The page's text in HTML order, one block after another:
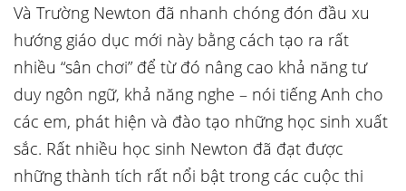
Và Trường Newton đã nhanh chóng đón đầu xu
hướng giáo dục mới này bằng cách tạo ra rất
nhiều “sân chơi” để từ đó nâng cao khả năng tư
duy ngôn ngữ, khả năng nghe – nói tiếng Anh cho
các em, phát hiện và đào tạo những học sinh xuất
sắc. Rất nhiều học sinh Newton đã đạt được
những thành tích rất nổi bật trong các cuộc thi